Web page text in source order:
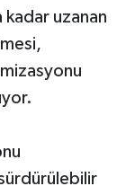
kadar uzanan